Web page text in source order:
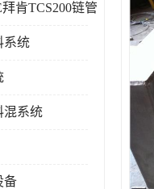
肯TCS200链管
系统
混系统
备